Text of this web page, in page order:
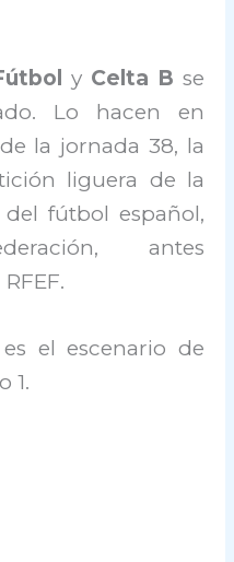
yCelta B se
Lo hacen en
la jornada 38, la
liguera de la
fútbol español,
antes
el escenario de
1.